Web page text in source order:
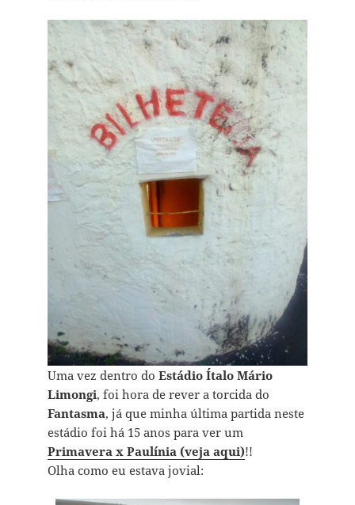
Uma vez dentro do Estádio Ítalo Mário
Limongi, foi hora de rever a torcida do
Fantasma, já que minha última partida neste
estádio foi há 15 anos para ver um
Primavera x Paulínia (veja aqui)!!
Olha como eu estava jovial: